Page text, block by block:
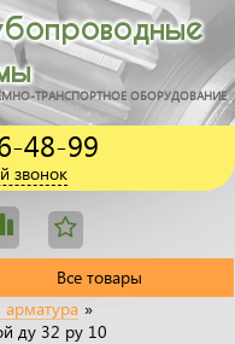
ТРАНСПОРТНОЕ ОБОРУДОВАНИЕ
48-99
звонок
Все товары
»
ду 32 ру 10